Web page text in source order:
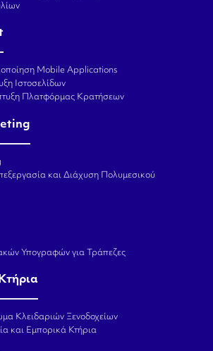
Mobile Applications
Ιστοσελίδων
Πλατφόρμας Κρατήσεων
και Διάχυση Πολυμεσικού
Υπογραφών για Τράπεζες
Κλειδαριών Ξενοδοχείων
και Εμπορικά Κτήρια